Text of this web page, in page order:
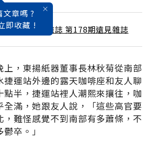
文章嗎 ?
即收藏 !/ 4月號雜誌 第178期遠見雜誌
上，東揚紙器董事長林秋菊從南部
捷運站外邊的露天咖啡座和友人聊
點半，捷運站裡人潮熙來攘往，咖
全滿，她跟友人說，「這些高官要
，難怪感覺不到南部有多蕭條，不
卒。」